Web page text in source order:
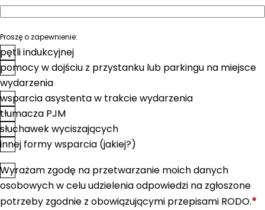
Proszę o zapewnienie:
pętli indukcyjnej
pomocy w dojściu z przystanku lub parkingu na miejsce
wydarzenia
wsparcia asystenta w trakcie wydarzenia
tłumacza PJM
słuchawek wyciszających
innej formy wsparcia (jakiej?)
Zgoda*
Wyrażam zgodę na przetwarzanie moich danych
osobowych w celu udzielenia odpowiedzi na zgłoszone
potrzeby zgodnie z obowiązującymi przepisami RODO.*